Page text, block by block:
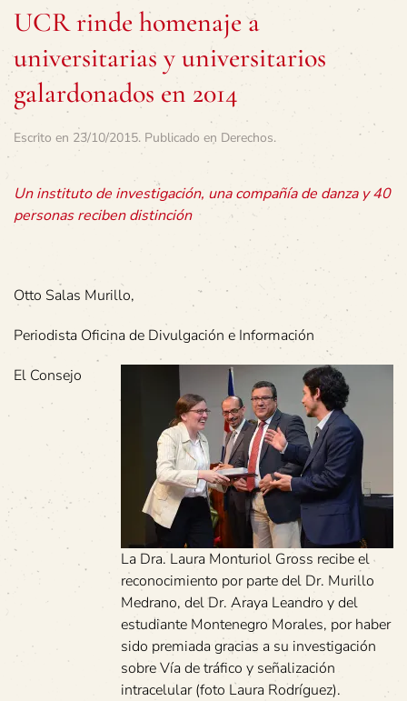
UCR rinde homenaje a
universitarias y universitarios
galardonados en 2014
Escrito en 23/10/2015. Publicado en Derechos.
Un instituto de investigación, una compañía de danza y 40
personas reciben distinción
Otto Salas Murillo,
Periodista Oficina de Divulgación e Información
La Dra. Laura Monturiol Gross recibe el
reconocimiento por parte del Dr. Murillo
Medrano, del Dr. Araya Leandro y del
estudiante Montenegro Morales, por haber
sido premiada gracias a su investigación
sobre Vía de tráfico y señalización
intracelular (foto Laura Rodríguez).
El Consejo